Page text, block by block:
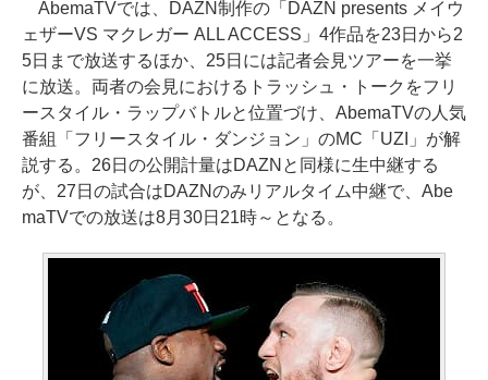
AbemaTVでは、DAZN制作の「DAZN presents メイウ
ェザーVS マクレガー ALL ACCESS」4作品を23日から2
5日まで放送するほか、25日には記者会見ツアーを一挙
に放送。両者の会見におけるトラッシュ・トークをフリ
ースタイル・ラップバトルと位置づけ、AbemaTVの人気
番組「フリースタイル・ダンジョン」のMC「UZI」が解
説する。26日の公開計量はDAZNと同様に生中継する
が、27日の試合はDAZNのみリアルタイム中継で、Abe
maTVでの放送は8月30日21時～となる。